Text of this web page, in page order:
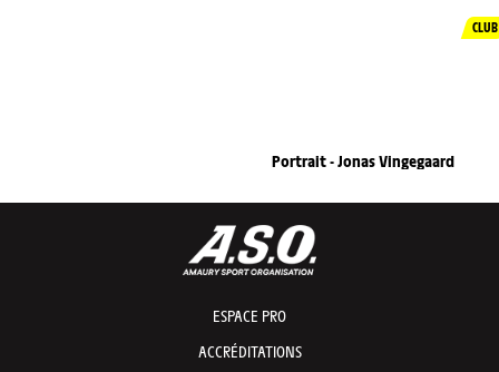
CLUB
Portrait - Jonas Vingegaard
ESPACE PRO
ACCRÉDITATIONS